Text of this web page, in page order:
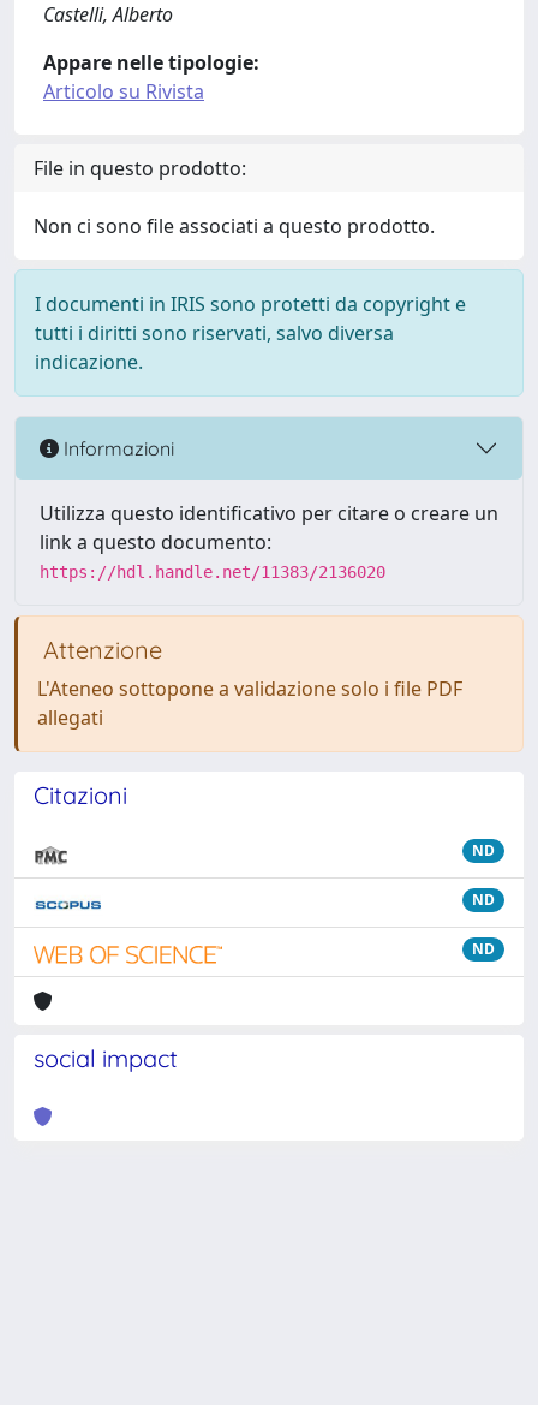
Castelli, Alberto
Appare nelle tipologie:
Articolo su Rivista
File in questo prodotto:
Non ci sono file associati a questo prodotto.
I documenti in IRIS sono protetti da copyright e
tutti i diritti sono riservati, salvo diversa
indicazione.
Informazioni
Utilizza questo identificativo per citare o creare un
link a questo documento:
https://hdl.handle.net/11383/2136020
Attenzione
L'Ateneo sottopone a validazione solo i file PDF
allegati
Citazioni
ND
ND
ND
social impact